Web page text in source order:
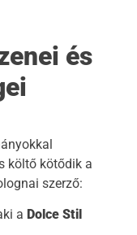
és
i
költő kötődik a
szerző:
aDolce Stil